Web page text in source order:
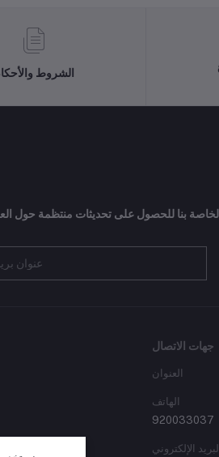
الشروط
بنا للحصول على تحديثات منتظمة حول
جهات الاتصال
العنوان
الهاتف
920033037
البريد الإلكتروني